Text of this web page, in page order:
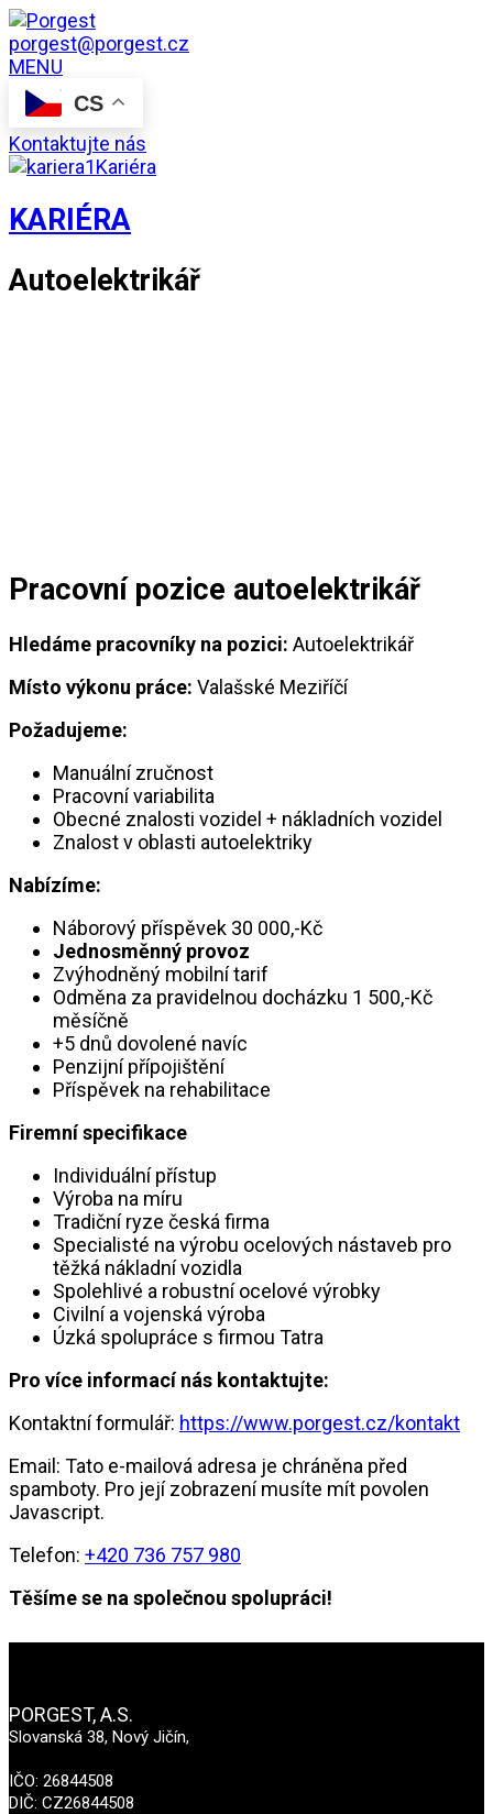
porgest@porgest.cz
MENU
CS
Kontaktujte nás
Kariéra
KARIÉRA
Autoelektrikář
Pracovní pozice autoelektrikář
Hledáme pracovníky na pozici: Autoelektrikář
Místo výkonu práce: Valašské Meziříčí
Požadujeme:
Manuální zručnost
Pracovní variabilita
Obecné znalosti vozidel + nákladních vozidel
Znalost v oblasti autoelektriky
Nabízíme:
Náborový příspěvek 30 000,-Kč
Jednosměnný provoz
Zvýhodněný mobilní tarif
Odměna za pravidelnou docházku 1 500,-Kč
měsíčně
+5 dnů dovolené navíc
Penzijní přípojištění
Příspěvek na rehabilitace
Firemní specifikace
Individuální přístup
Výroba na míru
Tradiční ryze česká firma
Specialisté na výrobu ocelových nástaveb pro
těžká nákladní vozidla
Spolehlivé a robustní ocelové výrobky
Civilní a vojenská výroba
Úzká spolupráce s firmou Tatra
Pro více informací nás kontaktujte:
Kontaktní formulář: https://www.porgest.cz/kontakt
Email: Tato e-mailová adresa je chráněna před
spamboty. Pro její zobrazení musíte mít povolen
Javascript.
Telefon: +420 736 757 980
Těšíme se na společnou spolupráci!
PORGEST, A.S.
Slovanská 38, Nový Jičín,
IČO: 26844508
DIČ: CZ26844508